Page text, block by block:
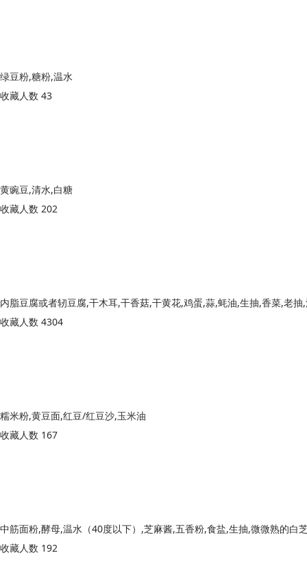
绿豆粉,糖粉,温水
收藏人数 43
黄豌豆,清水,白糖
收藏人数 202
收藏人数 4304
糯米粉,黄豆面,红豆/红豆沙,玉米油
收藏人数 167
中筋面粉,酵母,温水（40度以下）,芝麻酱,五香粉,食盐,生抽,微微熟的白
收藏人数 192